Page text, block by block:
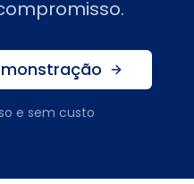
e sem custo